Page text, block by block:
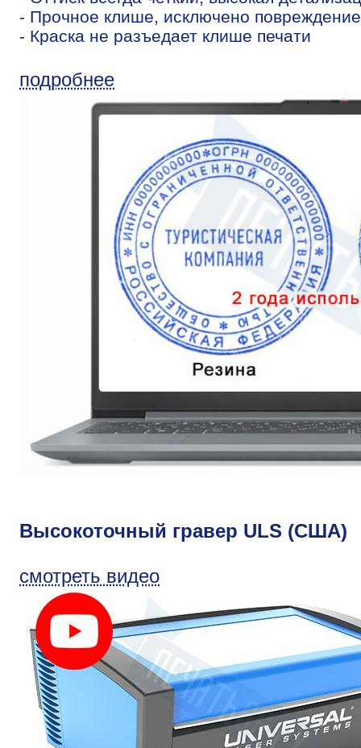
- Прочное клише, исключено
- Краска не разъедает клише печати
подробнее
Высокоточный гравер ULS (США)
смотреть видео